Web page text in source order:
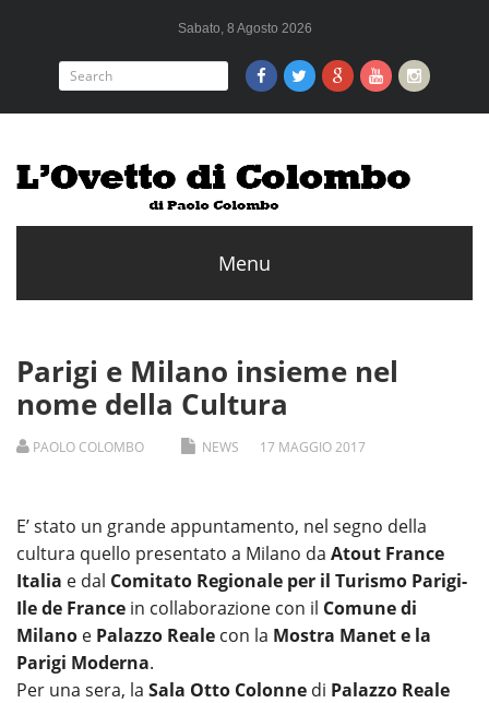
Sabato, 8 Agosto 2026
Parigi e Milano insieme nel
nome della Cultura
PAOLO COLOMBO NEWS 17 MAGGIO2017
E’ stato un grande appuntamento, nel segno della
cultura quello presentato a Milano da Atout France
Italia e dal Comitato Regionale per il Turismo Parigi-
Ile de France in collaborazione con il Comune di
Milano e Palazzo Reale con la Mostra Manet e la
Parigi Moderna.
Per una sera, la Sala Otto Colonne di Palazzo Reale